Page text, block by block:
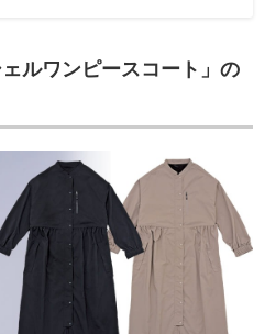
ェルワンピースコート」の